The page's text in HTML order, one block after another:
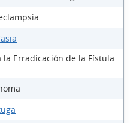
Erradicación de la Fístula